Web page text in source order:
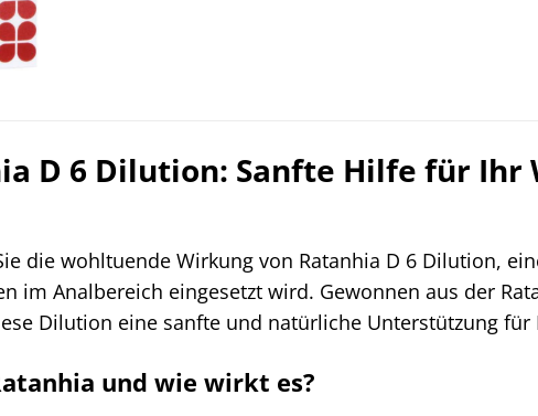
D 6 Dilution: Sanfte Hilfe für
die wohltuende Wirkung von Ratanhia D 6 Dilution,
im Analbereich eingesetzt wird. Gewonnen aus der
Dilution eine sanfte und natürliche Unterstützung
und wie wirkt es?